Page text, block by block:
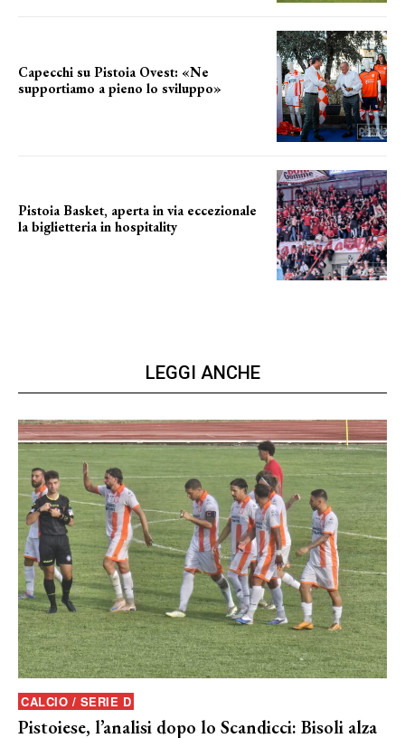
Capecchi su Pistoia Ovest: «Ne
supportiamo a pieno lo sviluppo»
Pistoia Basket, aperta in via eccezionale
la biglietteria in hospitality
LEGGI ANCHE
CALCIO / SERIE D
Pistoiese, l’analisi dopo lo Scandicci: Bisoli alza